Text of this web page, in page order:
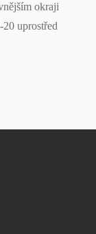
okraji
uprostřed